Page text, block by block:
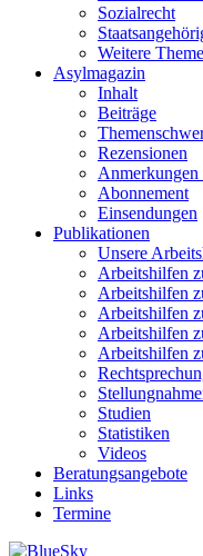
Sozialrecht
Weitere
Asylmagazin
Inhalt
Beiträge
Rezensionen
Anmerkungen
Abonnement
Einsendungen
Publikationen
Unsere
Arbeitshilfen
Arbeitshilfen
Arbeitshilfen
Arbeitshilfen
Arbeitshilfen
Studien
Statistiken
Videos
Beratungsangebote
Links
Termine